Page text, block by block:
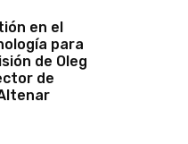
en el
para
de Oleg
de